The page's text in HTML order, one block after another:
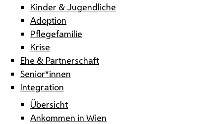
Kinder & Jugendliche
Adoption
Pflegefamilie
Krise
Ehe & Partnerschaft
Senior*innen
Integration
Übersicht
Ankommen in Wien